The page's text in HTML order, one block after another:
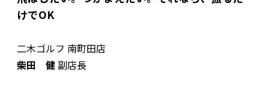
けでOK
二木ゴルフ 南町田店
柴田 健 副店長